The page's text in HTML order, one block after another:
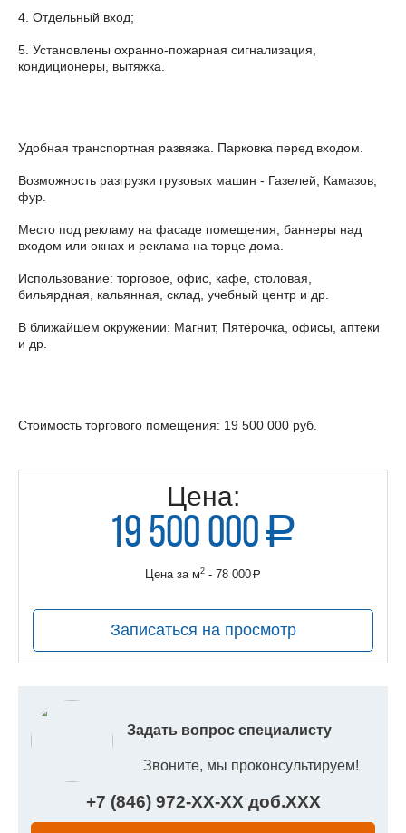
4. Отдельный вход;
5. Установлены охранно-пожарная сигнализация,
кондиционеры, вытяжка.
Удобная транспортная развязка. Парковка перед входом.
Возможность разгрузки грузовых машин - Газелей, Камазов,
фур.
Место под рекламу на фасаде помещения, баннеры над
входом или окнах и реклама на торце дома.
Использование: торговое, офис, кафе, столовая,
бильярдная, кальянная, склад, учебный центр и др.
В ближайшем окружении: Магнит, Пятёрочка, офисы, аптеки
и др.
Стоимость торгового помещения: 19 500 000 руб.
Цена:
19 500 000 a
руб.
Цена за м2 - 78 000 a
Записаться на просмотр
Задать вопрос специалисту
Звоните, мы проконсультируем!
+7 (846) 972-XX-XX доб.XXX